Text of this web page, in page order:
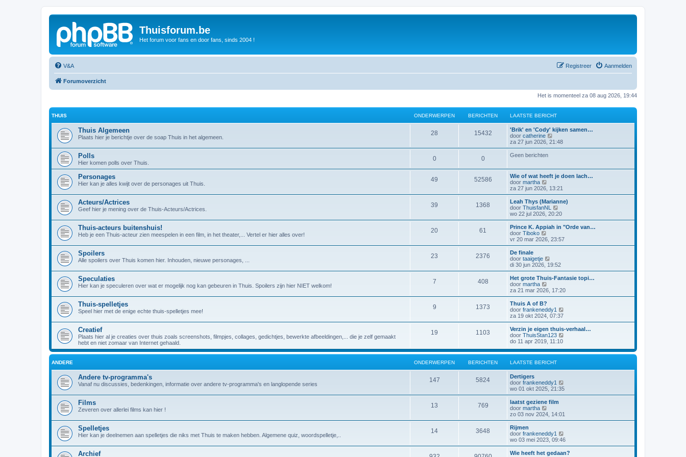
Thuisforum.be
Het forum voor fans en door fans, sinds 2004 !
V&A Aanmelden
Registreer
Forumoverzicht
Het is momenteel za 08 aug 2026, 19:44
THUIS ONDERWERPEN BERICHTEN LAATSTE BERICHT
Thuis Algemeen
Plaats hier je berichtje over de soap Thuis in het algemeen.
28 15432
'Brik' en 'Cody' kijken samen…
door catherine
e
k
l
a
t
s
t
e
b
e
r
c
h
za 27 jun 2026, 21:48
Polls
Hier komen polls over Thuis.
0 0 Geen berichten
Personages
Hier kan je alles kwijt over de personages uit Thuis.
49 52586
Wie of wat heeft je doen lach…
door martha
e
k
i
j
k
a
a
t
s
b
e
r
i
h
t
za 27 jun 2026, 13:21
Acteurs/Actrices
Geef hier je mening over de Thuis-Acteurs/Actrices.
39 1368
Leah Thys (Marianne)
door ThuisfanNL
e
k
i
k
t
s
e
e
r
c
h
t
wo 22 jul 2026, 20:20
Thuis-acteurs buitenshuis!
Heb je een Thuis-acteur zien meespelen in een film, in het theater,... Vertel er hier alles over!
20 61
Prince K. Appiah in "Orde van…
door Tiboko
e
k
j
k
a
a
t
s
b
e
r
i
c
h
t
vr 20 mar 2026, 23:57
Spoilers
Alle spoilers over Thuis komen hier. Inhouden, nieuwe personages, ...
23 2376
De finale
door taaigetje
e
k
i
k
a
t
s
e
b
e
r
i
c
di 30 jun 2026, 19:52
Speculaties
Hier kan je speculeren over wat er mogelijk nog kan gebeuren in Thuis. Spoilers zijn hier NIET welkom!
7 408
Het grote Thuis-Fantasie topi…
door martha
e
k
j
k
l
a
t
s
t
e
b
e
i
c
h
t
za 21 mar 2026, 17:20
Thuis-spelletjes
Speel hier met de enige echte thuis-spelletjes mee!
9 1373
Thuis A of B?
door frankeneddy1
k
a
s
b
e
h
za 19 okt 2024, 07:37
Creatief
Plaats hier al je creaties over thuis zoals screenshots, filmpjes, collages, gedichtjes, bewerkte afbeeldingen,... die je zelf gemaakt
hebt en niet zomaar van Internet gehaald.
19 1103
Verzin je eigen thuis-verhaal…
door ThuisStan123
i
l
t
s
e
c
h
t
do 11 apr 2019, 11:10
ANDERE ONDERWERPEN BERICHTEN LAATSTE BERICHT
Andere tv-programma's
Vanaf nu discussies, bedenkingen, informatie over andere tv-programma's en langlopende series
147 5824
Dertigers
door frankeneddy1
e
k
t
s
e
wo 01 okt 2025, 21:35
Films
Zeveren over allerlei films kan hier !
13 769
laatst geziene film
door martha
e
k
j
k
zo 03 nov 2024, 14:01
Spelletjes
Hier kan je deelnemen aan spelletjes die niks met Thuis te maken hebben. Algemene quiz, woordspelletje,..
14 3648
Rijmen
door frankeneddy1
e
k
i
wo 03 mei 2023, 09:46
Archief
Wie heeft het gedaan?